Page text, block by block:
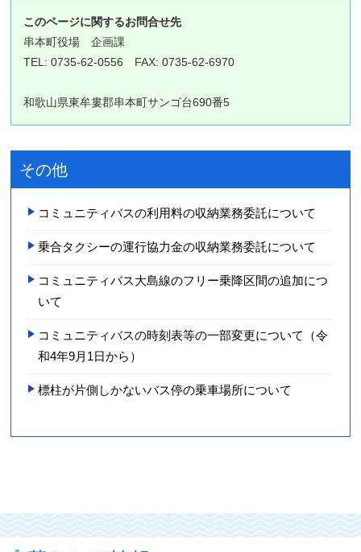
このページに関するお問合せ先
串本町役場企画課
TEL: 0735-62-0556 FAX: 0735-62-6970
和歌山県東牟婁郡串本町サンゴ台690番5
その他
コミュニティバスの利用料の収納業務委託について
乗合タクシーの運行協力金の収納業務委託について
コミュニティバス大島線のフリー乗降区間の追加につ
いて
コミュニテ­ィバスの時­刻表等の一­部変更につ­いて（令
和­4年9月1­日から）
標柱が片側しかないバス停の乗車場所について